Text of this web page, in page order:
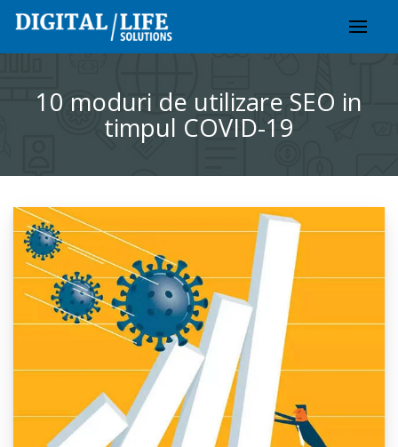
Skip
content
10 moduri de utilizare SEO in
timpul COVID-19